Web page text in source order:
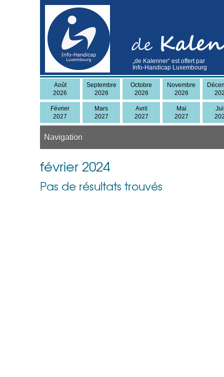
Août
2026
Septembre
2026
Octobre
2026
Novembre
2026
Février
2027
Mars
2027
Avril
2027
Mai
2027
Navigation
„de Kalenner“ est offert par
Info-Handicap Luxembourg
février 2024
Pas de résultats trouvés